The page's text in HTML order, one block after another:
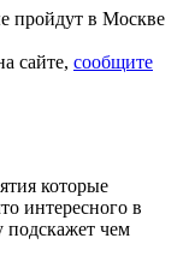
пройдут в Москве
сайте, сообщите
которые
интересного в
подскажет чем